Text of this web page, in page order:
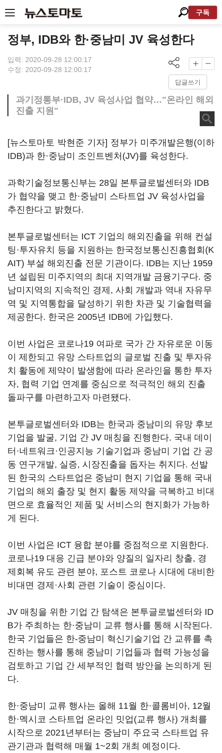
구독
정부, IDB와 한·중남미 JV 육성한다
입력: 2020-09-28 12:00:17
수정: 2020-09-28 12:00:17
답글쓰기
과기정통부·IDB, JV 육성사업 협약…"온라인 해외
진출 지원"
[뉴스토마토 박현준 기자] 정부가 미주개발은행(이하
IDB)과 한·중남미 조인트벤처(JV)를 육성한다.
과학기술정보통신부는 28일 본투글로벌센터와 IDB
가 협약을 맺고 한·중남미 스타트업 JV 육성사업을
추진한다고 밝혔다.
본투글로벌센터는 ICT 기업의 해외진출을 위해 컨설
팅·투자유치 등을 지원하는 한국정보통신진흥협회(K
AIT) 부설 해외진출 전문 기관이다. IDB는 지난 1959
년 설립된 미주지역의 최대 지역개발 금융기구다. 중
남미지역의 지속적인 경제, 사회 개발과 역내 자유무
역 및 지역통합을 달성하기 위한 차관 및 기술협력을
제공한다. 한국은 2005년 IDB에 가입했다.
이번 사업은 코로나19 여파로 국가 간 자유로운 이동
이 제한되고 유망 스타트업의 글로벌 진출 및 투자유
치 활동에 제약이 발생함에 따라 온라인을 통한 투자
자, 협력 기업 연계를 중심으로 적극적인 해외 진출
돌파구를 마련하고자 마련됐다.
본투글로벌센터와 IDB는 한국과 중남미의 유망 후보
기업을 발굴, 기업 간 JV 매칭을 진행한다. 국내 데이
터·네트워크·인공지능 기술기업과 중남미 기업 간 공
동 연구개발, 실증, 시장진출을 돕자는 취지다. 선발
된 한국의 스타트업은 중남미 현지 기업을 통해 국내
기업의 해외 출장 및 현지 활동 제약을 극복하고 비대
면으로 효율적인 제품 및 서비스의 현지화가 가능하
게 된다.
이번 사업은 ICT 융합 분야를 중점적으로 지원한다.
코로나19 대응 긴급 분야와 양질의 일자리 창출, 경
제회복 유도 관련 분야, 포스트 코로나 시대에 대비한
비대면 경제·사회 관련 기술이 중심이다.
JV 매칭을 위한 기업 간 탐색은 본투글로벌센터와 ID
B가 주최하는 한·중남미 교류 행사를 통해 시작된다.
한국 기업들은 한-중남미 혁신기술기업 간 교류를 촉
진하는 행사를 통해 중남미 기업들과 협력 가능성을
검토하고 기업 간 세부적인 협력 방안을 논의하게 된
다.
한·중남미 교류 행사는 올해 11월 한·콜롬비아, 12월
한·멕시코 스타트업 온라인 밋업(교류 행사) 개최를
시작으로 2021년부터는 중남미 주요국 스타트업 유
관기관과 협력해 매월 1~2회 개최 예정이다.